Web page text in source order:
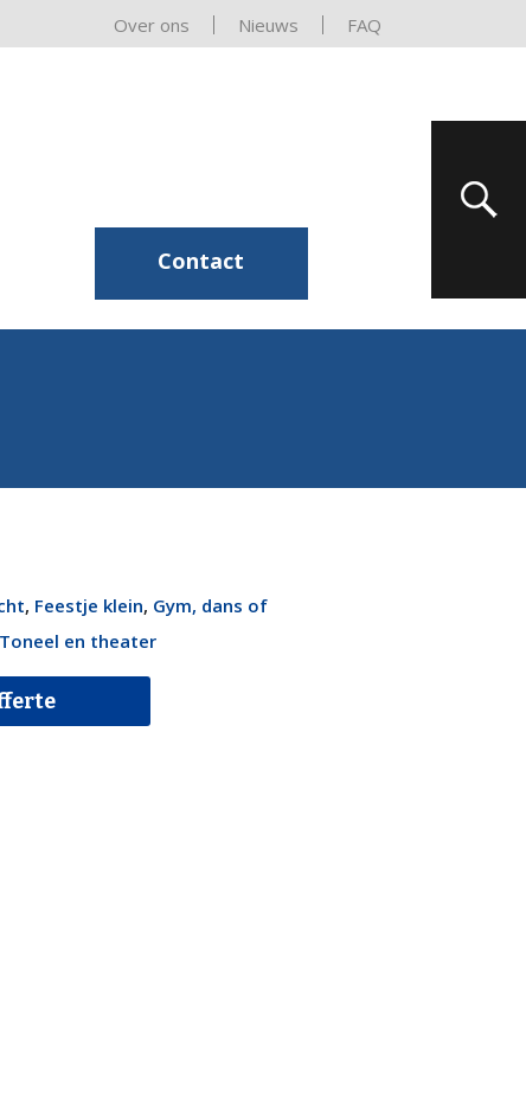
Over ons Nieuws FAQ
Contact
, Feestje klein, Gym, dans of
Toneel en theater